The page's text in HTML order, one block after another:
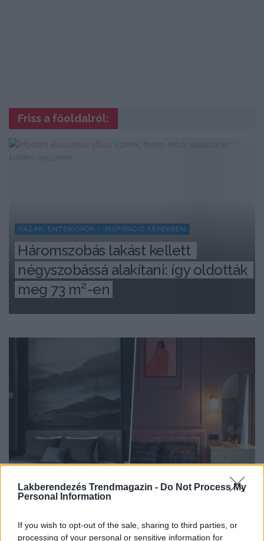
Lakberendezés Trendmagazin - Do Not Process My
Personal Information
If you wish to opt-out of the sale, sharing to third parties, or
processing of your personal or sensitive information for
Friss a főoldalról:
HÁZAK, ENTERIŐRÖK - INSPIRÁCIÓ KÉPEKBEN
Háromszobás lakást kellett
négyszobássá alakítani: így oldották
meg 73 m²-en
Anya és tinédzser lánya kényelmes